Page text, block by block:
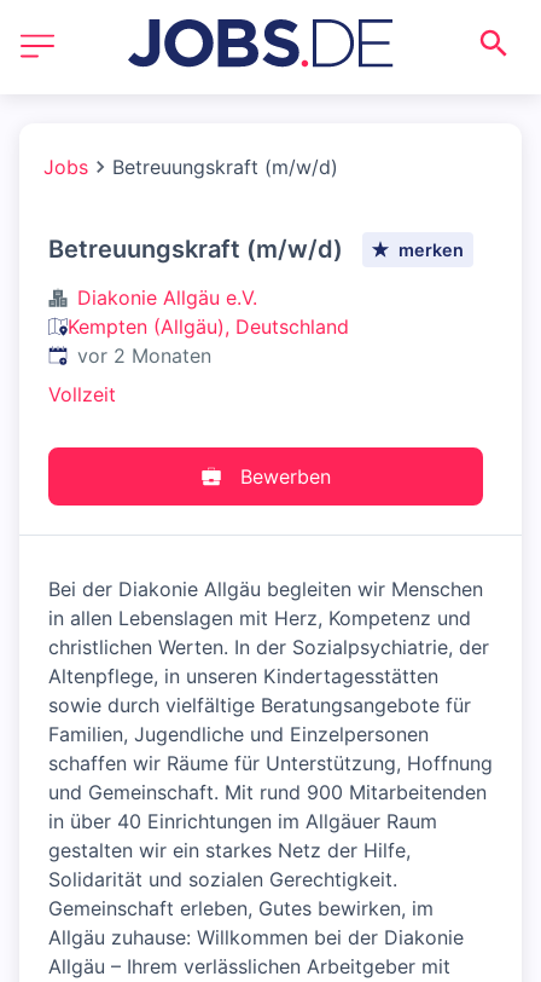
Jobs Betreuungskraft (m/w/d)
Betreuungskraft (m/w/d) merken
Diakonie Allgäu e.V.
Kempten (Allgäu), Deutschland
Veröffentlicht:
vor 2 Monaten
Vollzeit
Bewerben
Bei der Diakonie Allgäu begleiten wir Menschen
in allen Lebenslagen mit Herz, Kompetenz und
christlichen Werten. In der Sozialpsychiatrie, der
Altenpflege, in unseren Kindertagesstätten
sowie durch vielfältige Beratungsangebote für
Familien, Jugendliche und Einzelpersonen
schaffen wir Räume für Unterstützung, Hoffnung
und Gemeinschaft. Mit rund 900 Mitarbeitenden
in über 40 Einrichtungen im Allgäuer Raum
gestalten wir ein starkes Netz der Hilfe,
Solidarität und sozialen Gerechtigkeit.
Gemeinschaft erleben, Gutes bewirken, im
Allgäu zuhause: Willkommen bei der Diakonie
Allgäu – Ihrem verlässlichen Arbeitgeber mit